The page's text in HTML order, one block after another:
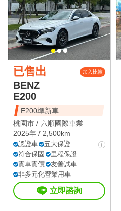
已售出 加入比較
BENZ
E200
E200準新車
桃園市 / 六順國際車業
2025年 / 2,500km
認證車
五大保證
符合保固
里程保證
實車實價
友善試車
非多元化營業用車
立即諮詢